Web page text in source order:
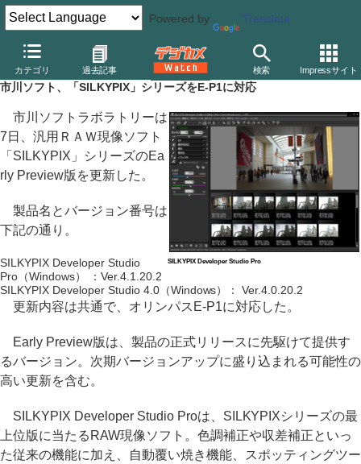
Powered by Translate
カテゴリ 過去記事 検索 Impressサイト
デジカメ Watch カメラ ミラーレスカメラ
オリンパス
市川ソフト、「SILKYPIX」シリーズをE-P1に対応
SILKYPIX Developer Studio Pro
市川ソフトラボラトリーは
7日、汎用ＲＡＷ現像ソフト
「SILKYPIX」シリーズのEa
rly Preview版を更新した。
製品名とバージョン番号は
下記の通り。
SILKYPIX Developer Studio
Pro（Windows） ：Ver.4.1.20.2
SILKYPIX Developer Studio 4.0（Windows）： Ver.4.0.20.2
更新内容は共通で、オリンパスE-P1に対応した。
Early Preview版は、製品の正式リリースに先駆けて提供す
るバージョン。次期バージョンアップに盛り込まれる可能性の
高い更新を含む。
SILKYPIX Developer Studio Proは、SILKYPIXシリーズの最
上位版に当たるRAW現像ソフト。色調補正や収差補正といっ
た従来の機能に加え、自動覆い焼き機能、スポッティングツー